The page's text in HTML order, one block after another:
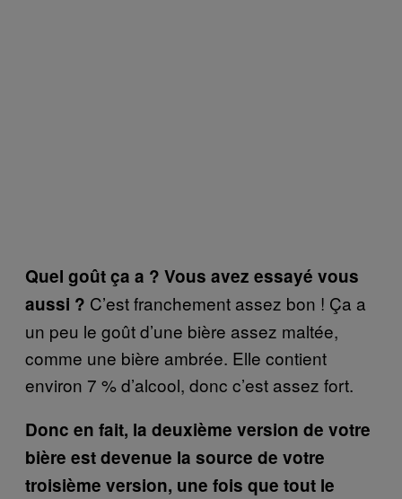
Quel goût ça a ? Vous avez essayé vous
aussi ? C’est franchement assez bon ! Ça a
un peu le goût d’une bière assez maltée,
comme une bière ambrée. Elle contient
environ 7 % d’alcool, donc c’est assez fort.
Donc en fait, la deuxième version de votre
bière est devenue la source de votre
troisième version, une fois que tout le